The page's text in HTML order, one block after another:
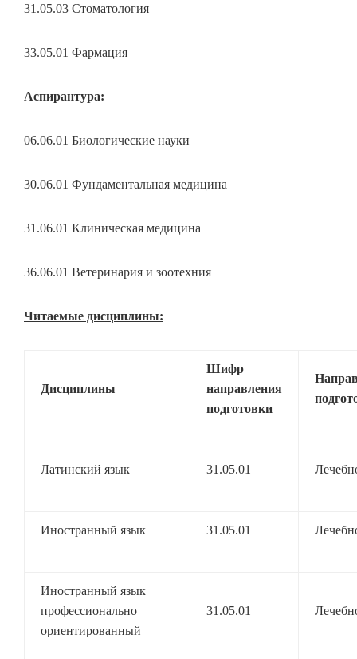
31.05.03 Стоматология
33.05.01 Фармация
Аспирантура:
06.06.01 Биологические науки
30.06.01 Фундаментальная медицина
31.06.01 Клиническая медицина
36.06.01 Ветеринария и зоотехния
Читаемые дисциплины:
Дисциплины
Шифр
направления
подготовки
Латинский язык 31.05.01
Иностранный язык 31.05.01
Иностранный язык
профессионально
ориентированный
31.05.01